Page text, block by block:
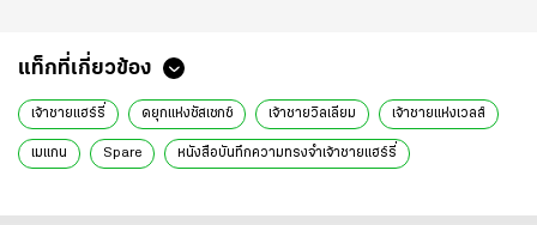
แท็กที่เกี่ยวข้อง
เจ้าชายแฮร์รี่ ดยุกแห่งซัสเซกซ์ เจ้าชายวิลเลียม เจ้าชายแห่งเวลส์
เมแกน Spare หนังสือบันทึกความทรงจำเจ้าชายแฮร์รี่